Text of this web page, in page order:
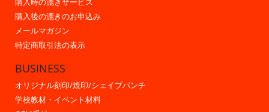
購入後の漉きのお申込み
メールマガジン
特定商取引法の表示
BUSINESS
オリジナル刻印/焼印/シェイプパンチ
学校教材・イベント材料